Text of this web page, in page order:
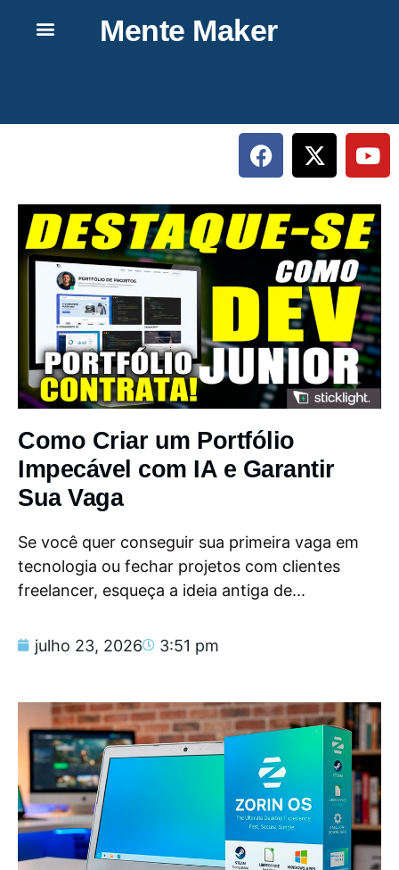
Mente Maker
Como Criar um Portfólio
Impecável com IA e Garantir
Sua Vaga
Se você quer conseguir sua primeira vaga em
tecnologia ou fechar projetos com clientes
freelancer, esqueça a ideia antiga de...
julho 23, 2026 3:51 pm